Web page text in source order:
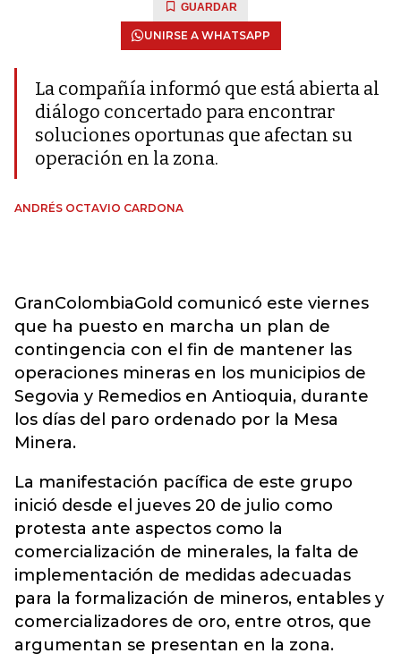
GUARDAR
UNIRSE A WHATSAPP
La compañía informó que está abierta al
diálogo concertado para encontrar
soluciones oportunas que afectan su
operación en la zona.
ANDRÉS OCTAVIO CARDONA
GranColombiaGold comunicó este viernes
que ha puesto en marcha un plan de
contingencia con el fin de mantener las
operaciones mineras en los municipios de
Segovia y Remedios en Antioquia, durante
los días del paro ordenado por la Mesa
Minera.
La manifestación pacífica de este grupo
inició desde el jueves 20 de julio como
protesta ante aspectos como la
comercialización de minerales, la falta de
implementación de medidas adecuadas
para la formalización de mineros, entables y
comercializadores de oro, entre otros, que
argumentan se presentan en la zona.